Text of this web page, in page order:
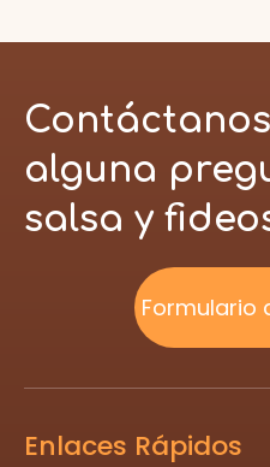
alguna
salsa y fideos
Formulario
Enlaces Rápidos